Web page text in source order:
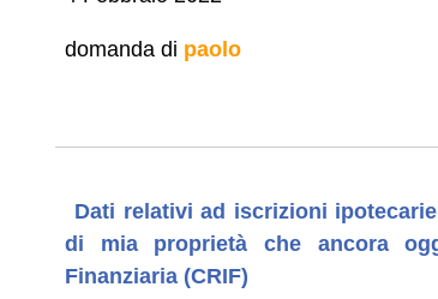
domanda di paolo
Dati relativi ad iscrizioni
di mia proprietà che ancora
Finanziaria (CRIF)